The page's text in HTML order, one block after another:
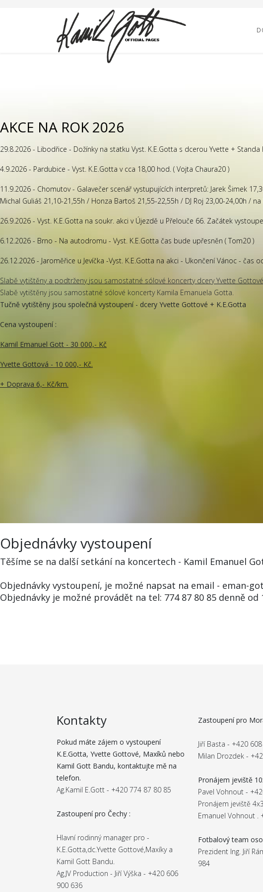
AKCE NA ROK 2026
29.8.2026 - Libodřice - Dožínky na statku Vyst. K.E.Gotta s dcerou Yvette + Standa
4.9.2026 - Pardubice - Vyst. K.E.Gotta v cca 18,00 hod. ( Vojta Chaura20 )
11.9.2026 - Chomutov - Galavečer scenář vystupujících interpretů: Jarek Šimek
Michal Guliáš 21,10-21,55h / Honza Bartoš 21,55-22,55h / DJ Roj 23,00-24,00h /
26.9.2026 - Vyst. K.E.Gotta na soukr. akci v Újezdě u Přelouče 66. Začátek
6.12.2026 - Brno - Na autodromu - Vyst. K.E.Gotta čas bude upřesněn ( Tom20 )
26.12.2026 - Jaroměřice u Jevíčka -Vyst. K.E.Gotta na akci - Ukončení Vánoc - čas
Slabě vytištěny a podtrženy jsou samostatné sólové koncerty dcery Yvette
Slabě vytištěny jsou samostatné sólové koncerty Kamila Emanuela Gotta.
Tučně vytištěny jsou společná vystoupení - dcery Yvette Gottové + K.E.Gotta
Cena vystoupení :
Kamil Emanuel Gott - 30 000,- Kč
Yvette Gottová - 10 000,- Kč.
+ Doprava 6,- Kč/km.
Objednávky vystoupení
Těšíme se na další setkání na koncertech - Kamil Emanuel
Objednávky vystoupení, je možné napsat na email - eman-
Objednávky je možné provádět na tel: 774 87 80 85 denně od
Kontakty
Pokud máte zájem o vystoupení
K.E.Gotta, Yvette Gottové, Maxíků nebo
Kamil Gott Bandu, kontaktujte mě na
telefon.
Ag.Kamil E.Gott - +420 774 87 80 85
Zastoupení pro Čechy :
Hlavní rodinný manager pro -
K.E.Gotta,dc.Yvette Gottové,Maxíky a
Kamil Gott Bandu.
Ag.JV Production - Jiří Výška - +420 606
900 636
Zastoupení pro
Jiří Basta - +420
Milan Drozdek -
Pronájem jeviště
Pavel Vohnout -
Pronájem jeviště
Emanuel Vohnout .
Fotbalový team
Prezident Ing. Jiří
984